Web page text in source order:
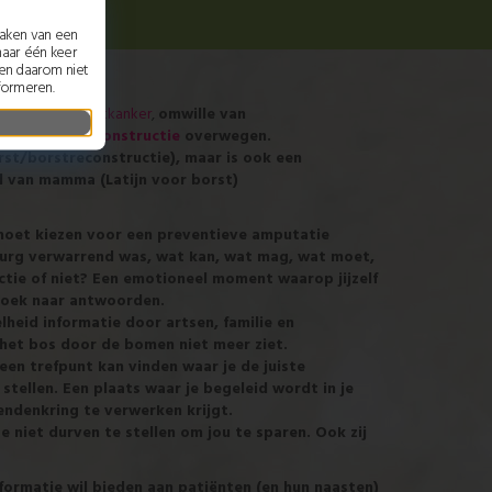
die naborstkanker, omwille van
eenborstreconstructie overwegen.
borstreconstructie), maar is ook een
van mamma (Latijn voor borst)
kiezen voor een preventieve amputatie
verwarrend was, wat kan, wat mag, wat moet,
of niet? Een emotioneel moment waarop jijzelf
naar antwoorden.
informatie door artsen, familie en
bos door de bomen niet meer ziet.
trefpunt kan vinden waar je de juiste
Een plaats waar je begeleid wordt in je
te verwerken krijgt.
niet durven te stellen om jou te sparen. Ook zij
van een
één keer
daarom niet